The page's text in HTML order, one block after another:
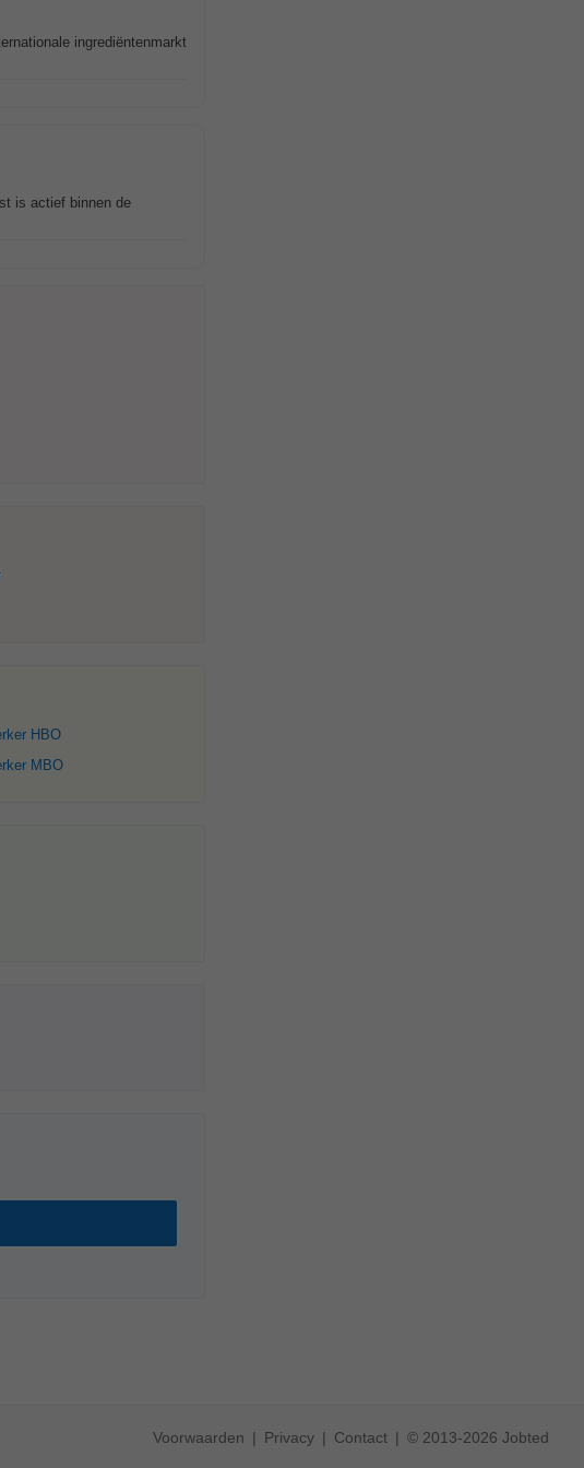
ingrediëntenmarkt
is actief binnen de
HBO
MBO
Voorwaarden Privacy Contact © 2013-2026 Jobted